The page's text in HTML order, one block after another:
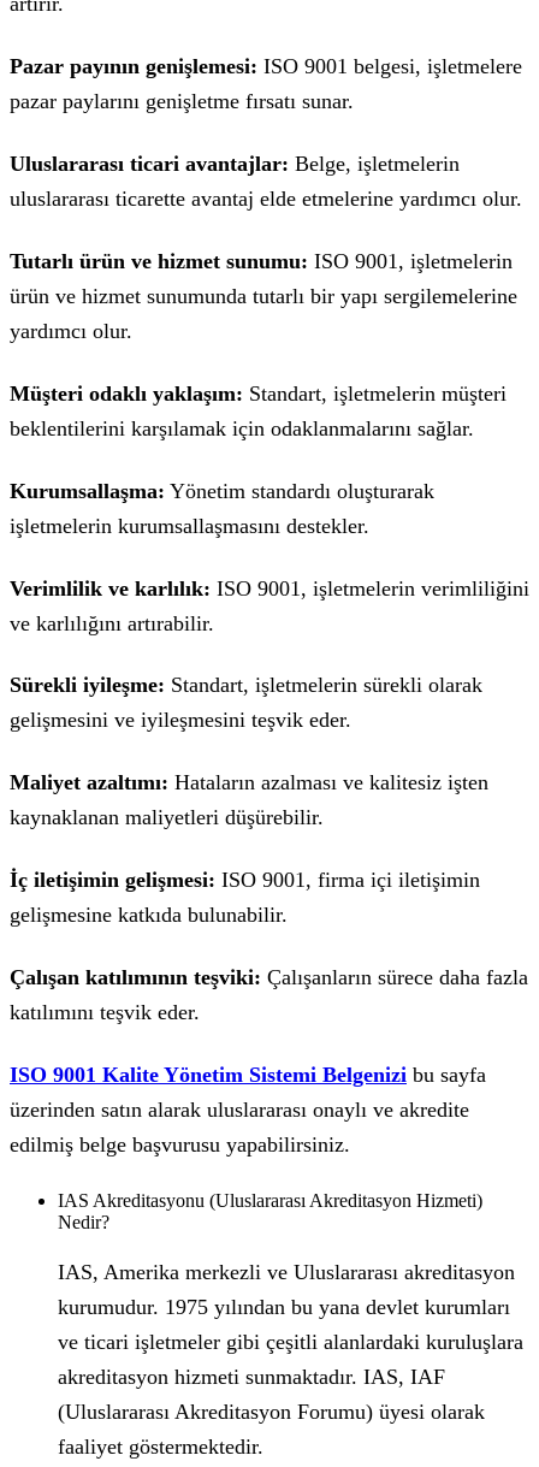
Pazar payının genişlemesi: ISO 9001 belgesi, işletmelere
pazar paylarını genişletme fırsatı sunar.
Uluslararası ticari avantajlar: Belge, işletmelerin
uluslararası ticarette avantaj elde etmelerine yardımcı olur.
Tutarlı ürün ve hizmet sunumu: ISO 9001, işletmelerin
ürün ve hizmet sunumunda tutarlı bir yapı sergilemelerine
yardımcı olur.
Müşteri odaklı yaklaşım: Standart, işletmelerin müşteri
beklentilerini karşılamak için odaklanmalarını sağlar.
Kurumsallaşma: Yönetim standardı oluşturarak
işletmelerin kurumsallaşmasını destekler.
Verimlilik ve karlılık: ISO 9001, işletmelerin verimliliğini
ve karlılığını artırabilir.
Sürekli iyileşme: Standart, işletmelerin sürekli olarak
gelişmesini ve iyileşmesini teşvik eder.
Maliyet azaltımı: Hataların azalması ve kalitesiz işten
kaynaklanan maliyetleri düşürebilir.
İç iletişimin gelişmesi: ISO 9001, firma içi iletişimin
gelişmesine katkıda bulunabilir.
Çalışan katılımının teşviki: Çalışanların sürece daha fazla
katılımını teşvik eder.
ISO 9001 Kalite Yönetim Sistemi Belgenizi bu sayfa
üzerinden satın alarak uluslararası onaylı ve akredite
edilmiş belge başvurusu yapabilirsiniz.
IAS Akreditasyonu (Uluslararası Akreditasyon Hizmeti)
Nedir?
IAS, Amerika merkezli ve Uluslararası akreditasyon
kurumudur. 1975 yılından bu yana devlet kurumları
ve ticari işletmeler gibi çeşitli alanlardaki kuruluşlara
akreditasyon hizmeti sunmaktadır. IAS, IAF
(Uluslararası Akreditasyon Forumu) üyesi olarak
faaliyet göstermektedir.